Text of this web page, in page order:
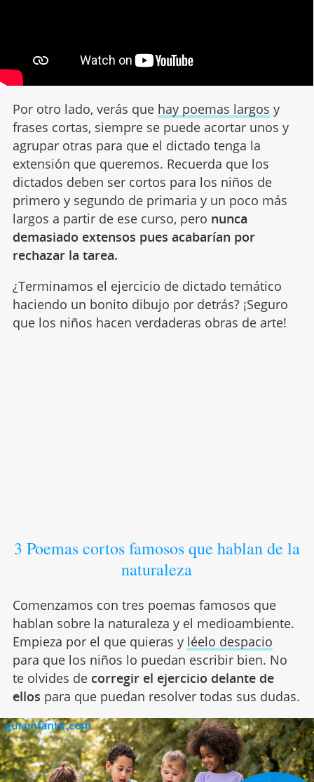
Por otro lado, verás que hay poemas largos y
frases cortas, siempre se puede acortar unos y
agrupar otras para que el dictado tenga la
extensión que queremos. Recuerda que los
dictados deben ser cortos para los niños de
primero y segundo de primaria y un poco más
largos a partir de ese curso, pero nunca
demasiado extensos pues acabarían por
rechazar la tarea.
¿Terminamos el ejercicio de dictado temático
haciendo un bonito dibujo por detrás? ¡Seguro
que los niños hacen verdaderas obras de arte!
3 Poemas cortos famosos que hablan de la
naturaleza
Comenzamos con tres poemas famosos que
hablan sobre la naturaleza y el medioambiente.
Empieza por el que quieras y léelo despacio
para que los niños lo puedan escribir bien. No
te olvides decorregir el ejercicio delante de
ellos para que puedan resolver todas sus dudas.